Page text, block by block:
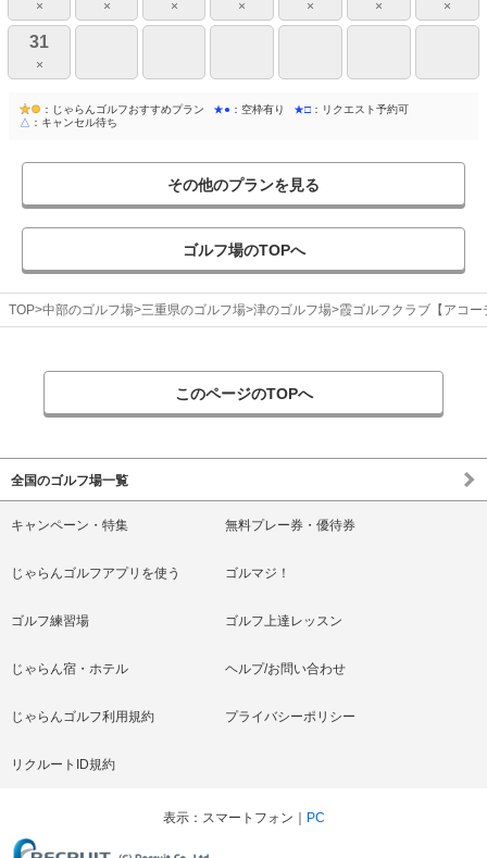
× × × × × × ×
31
×
：じゃらんゴルフおすすめプラン ★● ：空枠有り ★□ ：リクエスト予約可
△ ：キャンセル待ち
その他のプランを見る
ゴルフ場のTOPへ
TOP 中部のゴルフ場 三重県のゴルフ場 津のゴルフ場 霞ゴルフクラブ【アコー
このページのTOPへ
全国のゴルフ場一覧
キャンペーン・特集 無料プレー券・優待券
じゃらんゴルフアプリを使う ゴルマジ！
ゴルフ練習場 ゴルフ上達レッスン
じゃらん宿・ホテル ヘルプ/お問い合わせ
じゃらんゴルフ利用規約 プライバシーポリシー
リクルートID規約
表示 スマートフォン PC